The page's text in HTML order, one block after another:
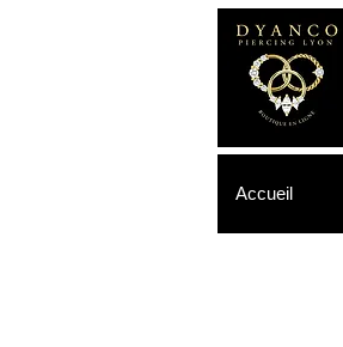
Accueil